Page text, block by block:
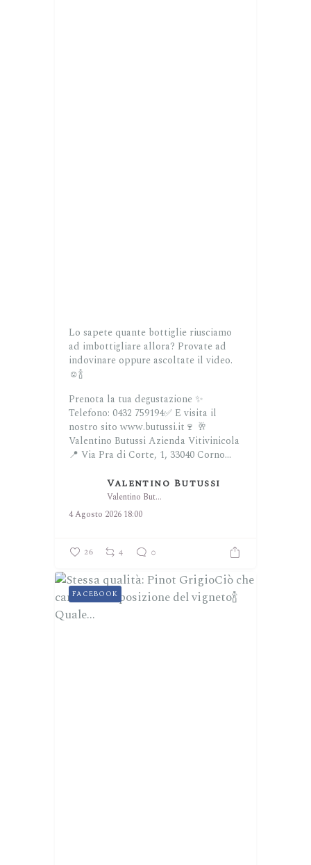
Lo sapete quante bottiglie riusciamo
ad imbottigliare allora? Provate ad
indovinare oppure ascoltate il video.
☺️🍾
Prenota la tua degustazione ✨
Telefono: 0432 759194✅ E visita il
nostro sito www.butussi.it🍷 🥂
Valentino Butussi Azienda Vitivinicola
📍 Via Pra di Corte, 1, 33040 Corno...
Valentino Butussi
Valentino Butussi
4 Agosto 2026 18:00
26 4 0
FACEBOOK